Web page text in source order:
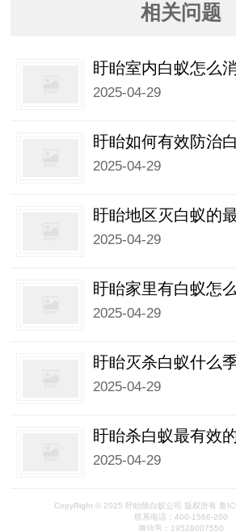
相关问题
盱眙室内白蚁怎么
2025-04-29
盱眙如何有效防治
2025-04-29
盱眙地区灭白蚁的
2025-04-29
盱眙家里有白蚁怎
2025-04-29
盱眙灭杀白蚁什么
2025-04-29
盱眙杀白蚁最有效
2025-04-29
CopyRight © 2025 盱眙除白蚁公司 版权所有 鲁
联系电话：400-1566-200
微信号：19528007550